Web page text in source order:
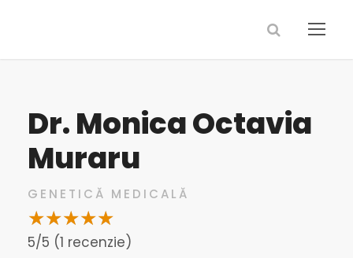
Dr. Monica Octavia
Muraru
GENETICĂ MEDICALĂ
5/5 (1 recenzie)